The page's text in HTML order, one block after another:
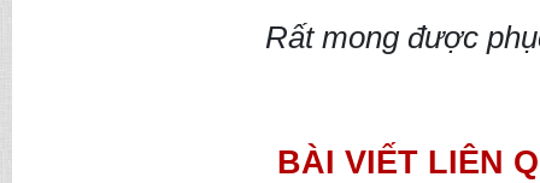
Rất mong được
BÀI VIẾT LIÊN